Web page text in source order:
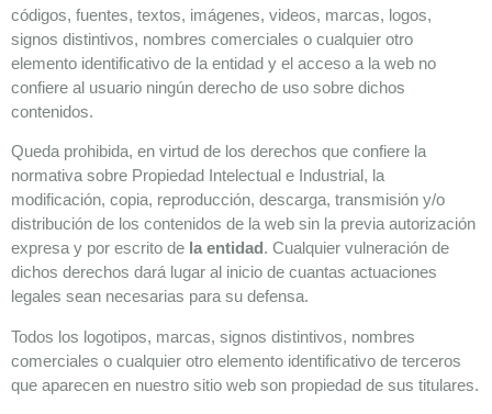
códigos, fuentes, textos, imágenes, videos, marcas, logos,
signos distintivos, nombres comerciales o cualquier otro
elemento identificativo de la entidad y el acceso a la web no
confiere al usuario ningún derecho de uso sobre dichos
contenidos.
Queda prohibida, en virtud de los derechos que confiere la
normativa sobre Propiedad Intelectual e Industrial, la
modificación, copia, reproducción, descarga, transmisión y/o
distribución de los contenidos de la web sin la previa autorización
expresa y por escrito de la entidad . Cualquier vulneración de
dichos derechos dará lugar al inicio de cuantas actuaciones
legales sean necesarias para su defensa.
Todos los logotipos, marcas, signos distintivos, nombres
comerciales o cualquier otro elemento identificativo de terceros
que aparecen en nuestro sitio web son propiedad de sus titulares.